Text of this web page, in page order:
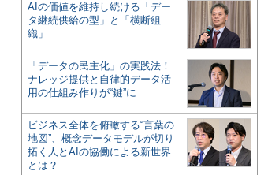
AIの価値を維持し続ける「デー
タ継続供給の型」と「横断組
織」
「データの民主化」の実践法！
ナレッジ提供と自律的データ活
用の仕組み作りが“鍵”に
ビジネス全体を俯瞰する“言葉の
地図”、概念データモデルが切り
拓く人とAIの協働による新世界
とは？